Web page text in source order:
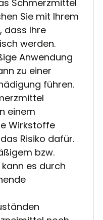
Schmerzmittel
Sie mit Ihrem
dass Ihre
werden.
Anwendung
zu einer
führen.
einem
Wirkstoffe
Risiko dafür.
bzw.
es durch